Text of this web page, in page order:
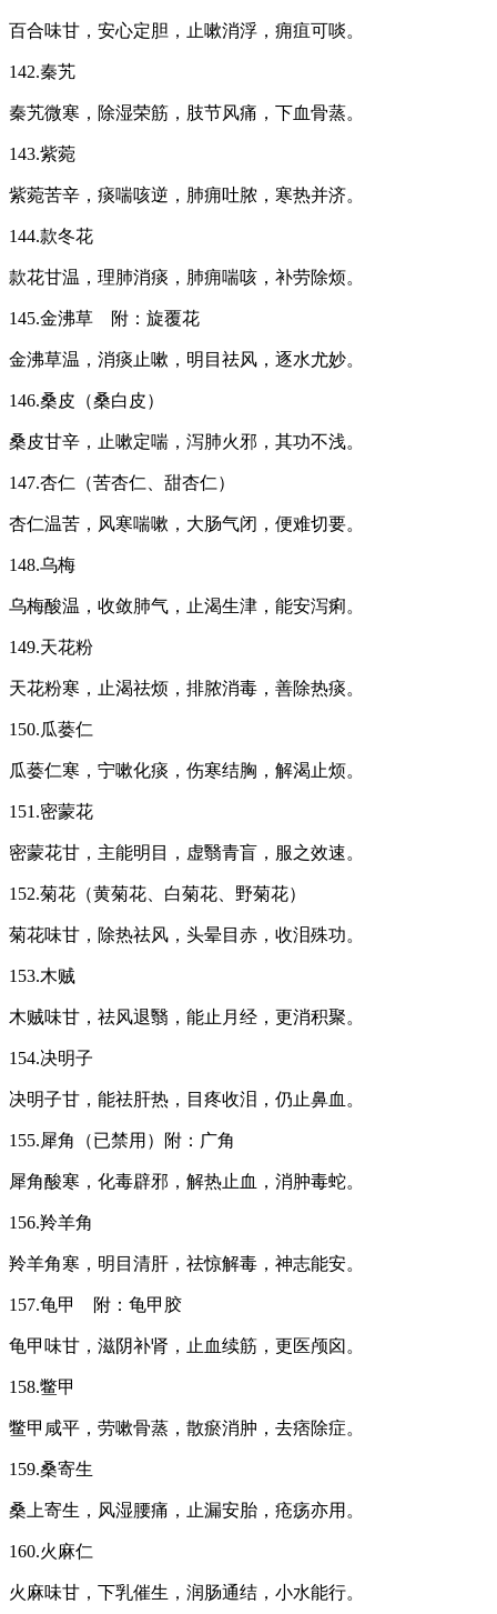
百合味甘，安心定胆，止嗽消浮，痈疽可啖。
142.秦艽
秦艽微寒，除湿荣筋，肢节风痛，下血骨蒸。
143.紫菀
紫菀苦辛，痰喘咳逆，肺痈吐脓，寒热并济。
144.款冬花
款花甘温，理肺消痰，肺痈喘咳，补劳除烦。
145.金沸草 附：旋覆花
金沸草温，消痰止嗽，明目祛风，逐水尤妙。
146.桑皮（桑白皮）
桑皮甘辛，止嗽定喘，泻肺火邪，其功不浅。
147.杏仁（苦杏仁、甜杏仁）
杏仁温苦，风寒喘嗽，大肠气闭，便难切要。
148.乌梅
乌梅酸温，收敛肺气，止渴生津，能安泻痢。
149.天花粉
天花粉寒，止渴祛烦，排脓消毒，善除热痰。
150.瓜蒌仁
瓜蒌仁寒，宁嗽化痰，伤寒结胸，解渴止烦。
151.密蒙花
密蒙花甘，主能明目，虚翳青盲，服之效速。
152.菊花（黄菊花、白菊花、野菊花）
菊花味甘，除热祛风，头晕目赤，收泪殊功。
153.木贼
木贼味甘，祛风退翳，能止月经，更消积聚。
154.决明子
决明子甘，能祛肝热，目疼收泪，仍止鼻血。
155.犀角（已禁用）附：广角
犀角酸寒，化毒辟邪，解热止血，消肿毒蛇。
156.羚羊角
羚羊角寒，明目清肝，祛惊解毒，神志能安。
157.龟甲 附：龟甲胶
龟甲味甘，滋阴补肾，止血续筋，更医颅囟。
158.鳖甲
鳖甲咸平，劳嗽骨蒸，散瘀消肿，去痞除症。
159.桑寄生
桑上寄生，风湿腰痛，止漏安胎，疮疡亦用。
160.火麻仁
火麻味甘，下乳催生，润肠通结，小水能行。